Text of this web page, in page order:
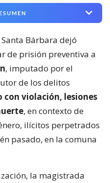
Bárbara dejó
de prisión preventiva a
, imputado por el
de los delitos
con violación, lesiones
, en contexto de
ilícitos perpetrados
pasado, en la comuna
la magistrada